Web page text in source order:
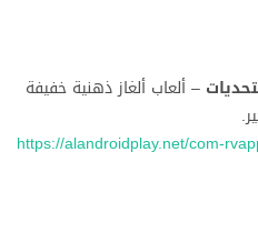
– ألعاب ألغاز ذهنية خفيفة
https://alandroidplay.net/com-